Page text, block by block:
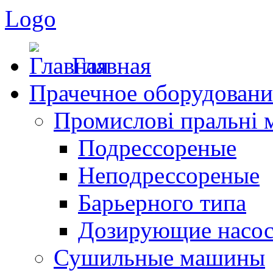
Logo
Главная
Прачечное
Промислові
Подрессореные
Неподрессореные
Барьерного типа
Дозирующие
Сушильные машины